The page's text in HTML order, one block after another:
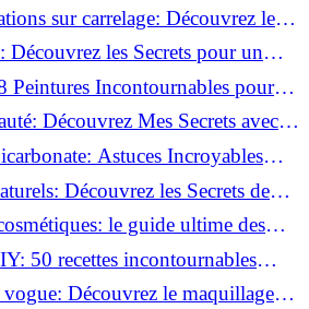
sur carrelage: Découvrez les
!
Découvrez les Secrets pour un
Peintures Incontournables pour
Découvrez Mes Secrets avec le
Astuces Incroyables
Découvrez les Secrets de
le guide ultime des
maison!
50 recettes incontournables
beauté naturelle!
vogue: Découvrez le maquillage